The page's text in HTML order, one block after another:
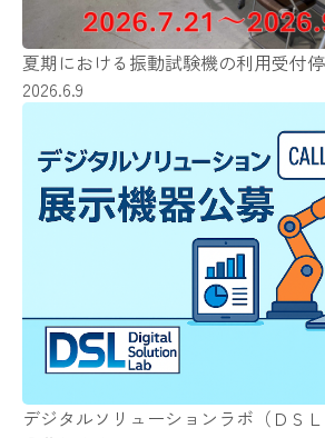
夏期における振動試験機の利用受付
2026.6.9
デジタルソリューションラボ（ＤＳ